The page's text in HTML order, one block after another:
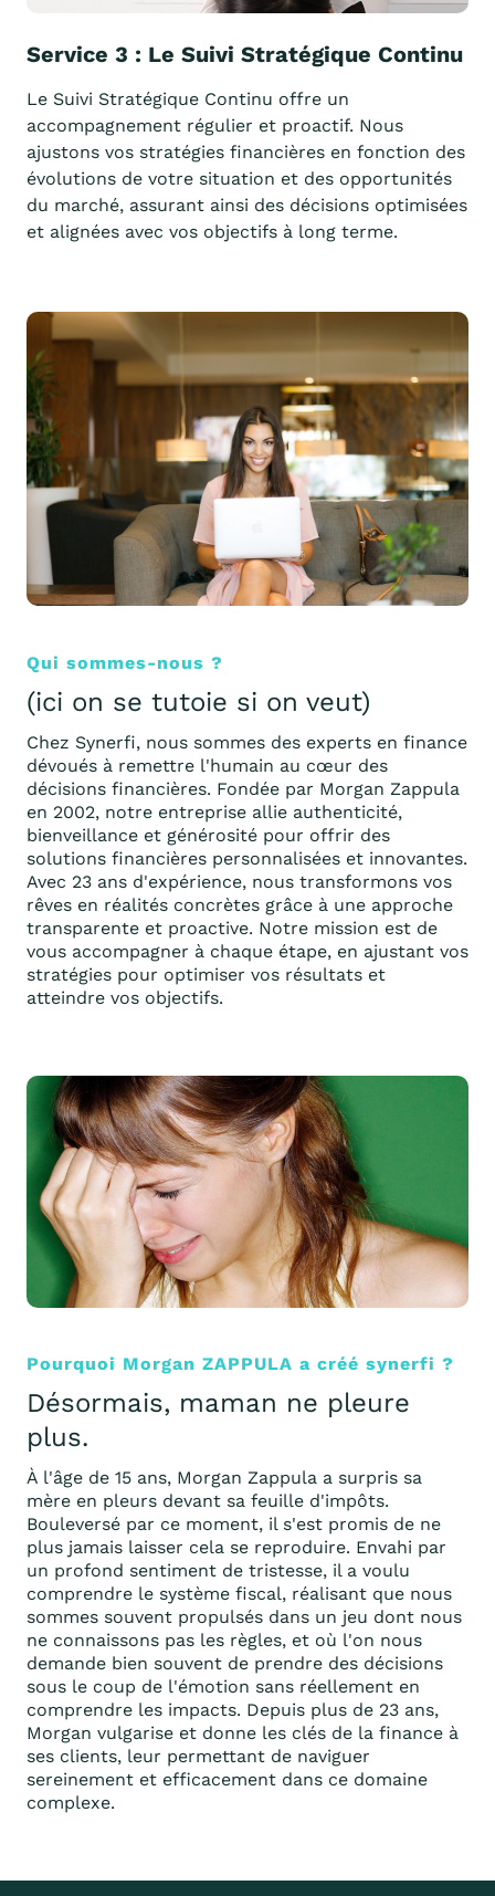
Service 3 : Le Suivi Stratégique Continu
Le Suivi Stratégique Continu offre un
accompagnement régulier et proactif. Nous
ajustons vos stratégies financières en fonction des
évolutions de votre situation et des opportunités
du marché, assurant ainsi des décisions optimisées
et alignées avec vos objectifs à long terme.
Qui sommes-nous ?
(ici on se tutoie si on veut)
Chez Synerfi, nous sommes des experts en finance
dévoués à remettre l'humain au cœur des
décisions financières. Fondée par Morgan Zappula
en 2002, notre entreprise allie authenticité,
bienveillance et générosité pour offrir des
solutions financières personnalisées et innovantes.
Avec 23 ans d'expérience, nous transformons vos
rêves en réalités concrètes grâce à une approche
transparente et proactive. Notre mission est de
vous accompagner à chaque étape, en ajustant vos
stratégies pour optimiser vos résultats et
atteindre vos objectifs.
Pourquoi Morgan ZAPPULA a créé synerfi ?
Désormais, maman ne pleure
plus.
À l'âge de 15 ans, Morgan Zappula a surpris sa
mère en pleurs devant sa feuille d'impôts.
Bouleversé par ce moment, il s'est promis de ne
plus jamais laisser cela se reproduire. Envahi par
un profond sentiment de tristesse, il a voulu
comprendre le système fiscal, réalisant que nous
sommes souvent propulsés dans un jeu dont nous
ne connaissons pas les règles, et où l'on nous
demande bien souvent de prendre des décisions
sous le coup de l'émotion sans réellement en
comprendre les impacts. Depuis plus de 23 ans,
Morgan vulgarise et donne les clés de la finance à
ses clients, leur permettant de naviguer
sereinement et efficacement dans ce domaine
complexe.